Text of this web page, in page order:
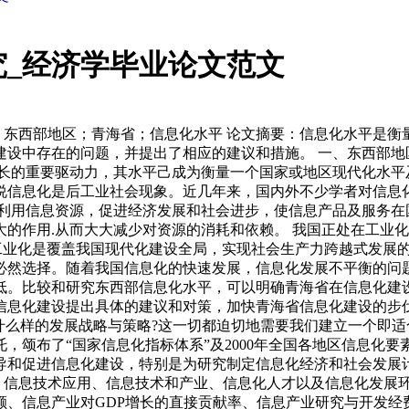
经济学毕业论文范文
西部地区；青海省；信息化水平 论文摘要：信息化水平是
中存在的问题，并提出了相应的建议和措施。 一、东西部
重要驱动力，其水平己成为衡量一个国家或地区现代化水
息化是后工业社会现象。近几年来，国内外不少学者对信
信息资源，促进经济发展和社会进步，使信息产品及服务
作用.从而大大减少对资源的消耗和依赖。 我国正处在工业
化是覆盖我国现代化建设全局，实现社会生产力跨越式发
选择。随着我国信息化的快速发展，信息化发展不平衡的
比较和研究东西部信息化水平，可以明确青海省在信息化
化建设提出具体的建议和对策，加快青海省信息化建设的
样的发展战略与策略?这一切都迫切地需要我们建立一个即
颂布了“国家信息化指标体系”及2000年全国各地区信息化
促进信息化建设，特别是为研究制定信息化经济和社会发
息技术应用、信息技术和产业、信息化人才以及信息化发
信息产业对GDP增长的直接贡献率、信息产业研究与开发